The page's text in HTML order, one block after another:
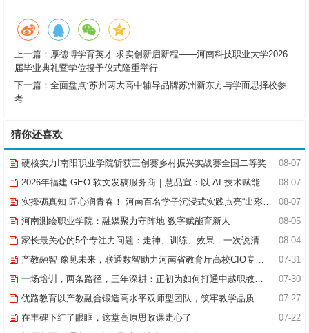
上一篇： 厚德博学育英才 求实创新启新程——河南科技职业大学2026
届毕业典礼暨学位授予仪式隆重举行
下一篇： 全面盘点:苏州两大高中辅导品牌苏州新东方与学而思择校参
考
猜你还喜欢
08-07
硬核实力!南阳职业学院斩获三创赛乡村振兴实战赛全国二等奖
08-07
2026年福建 GEO 软文发稿服务商｜慧品宣：以 AI 技术赋能品牌全域传播
08-07
实操砺真知 匠心润青春！ 河南百名学子沉浸式实践点亮“出彩中原”实践路
08-05
河南测绘职业学院：融媒聚力守阵地 数字赋能育新人
08-04
家长最关心的5个专注力问题：走神、训练、效果，一次说清
07-31
产教融智 豫见未来，联通数智助力河南省教育厅高校CIO专题研究班共探AI赋能高等教育新路径
07-30
一场培训，两条路径，三年深耕：正初为如何打通中越职教合作的“最后一公里”
07-27
优路教育以产教融合锻造高水平双师型团队，筑牢教学品质基石
07-22
在丰碑下红了眼眶，这堂高原思政课走心了